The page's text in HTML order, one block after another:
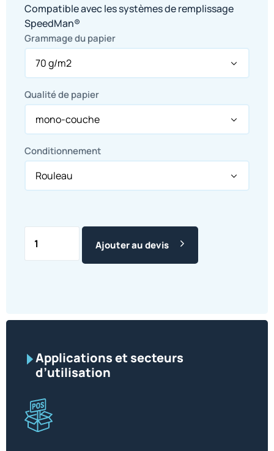
Compatible avec les systèmes de remplissage
SpeedMan®
Grammage du papier
Qualité de papier
Conditionnement
Ajouter au devis
Applications et secteurs
d’utilisation